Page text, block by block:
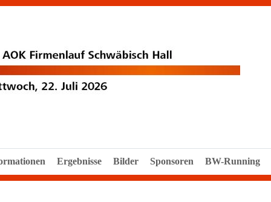
Ergebnisse Bilder Sponsoren BW-Running